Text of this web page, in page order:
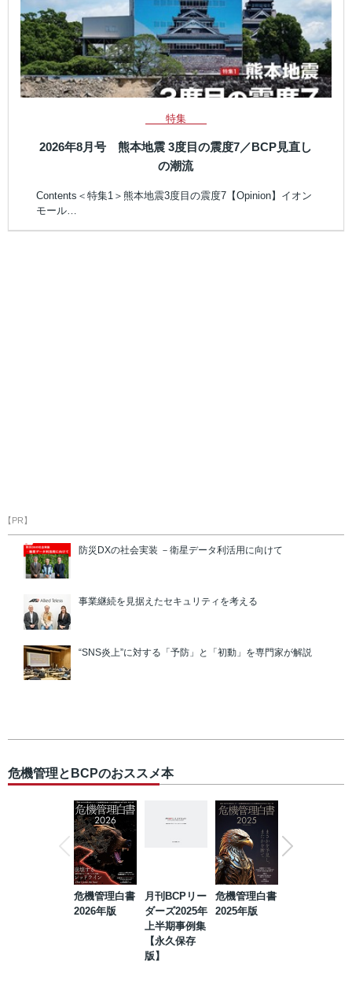
特集
2026年8月号 熊本地震 3度目の震度7／BCP見直し
の潮流
Contents＜特集1＞熊本地震3度目の震度7【Opinion】イオン
モール…
【PR】
防災DXの社会実装 －衛星データ利活用に向けて
事業継続を見据えたセキュリティを考える
“SNS炎上”に対する「予防」と「初動」を専門家が解説
危機管理とBCPのおススメ本
危機管理白書
2026年版
月刊BCPリー
ダーズ2025年
上半期事例集
【永久保存
版】
危機管理白書
2025年版